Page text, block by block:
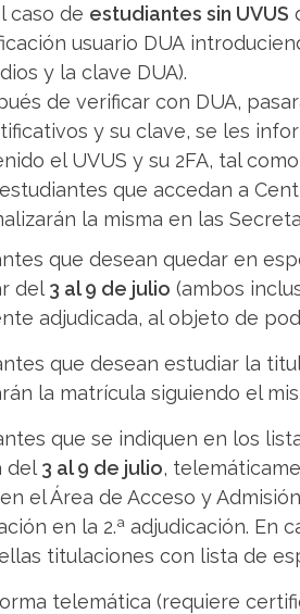
caso de estudiantes sin UVUS
usuario DUA
y la clave DUA).
de verificar con DUA,
y su clave, se les
el UVUS y su 2FA, tal
que accedan a
la misma en las
que desean quedar en
del 3 al 9 de julio (ambos
adjudicada, al objeto de
que desean estudiar la
la matrícula siguiendo el
que se indiquen en los
del 3 al 9 de julio,
el Área de Acceso y
en la 2.ª adjudicación.
titulaciones con lista de
telemática (requiere